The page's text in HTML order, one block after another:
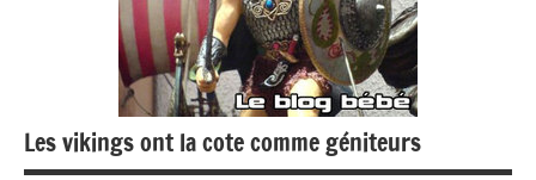
Les vikings ont la cote comme géniteurs